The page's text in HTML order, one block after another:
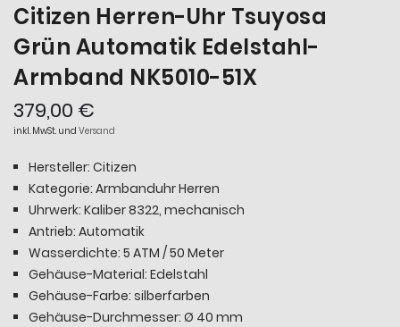
Citizen Herren-Uhr Tsuyosa
Grün Automatik Edelstahl-
Armband NK5010-51X
379,00 €
inkl. MwSt. und Versand
Hersteller: Citizen
Kategorie: Armbanduhr Herren
Uhrwerk: Kaliber 8322, mechanisch
Antrieb: Automatik
Wasserdichte: 5 ATM / 50 Meter
Gehäuse-Material: Edelstahl
Gehäuse-Farbe: silberfarben
Gehäuse-Durchmesser: Ø 40 mm